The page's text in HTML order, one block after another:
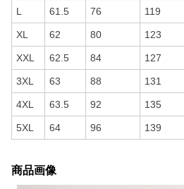
L 61.5 76 119
XL 62 80 123
XXL 62.5 84 127
3XL 63 88 131
4XL 63.5 92 135
5XL 64 96 139
商品画像